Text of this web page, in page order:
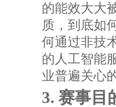
的能效大大
质，到底如
何通过非技
的人工智能
业普遍关心
3. 赛事目